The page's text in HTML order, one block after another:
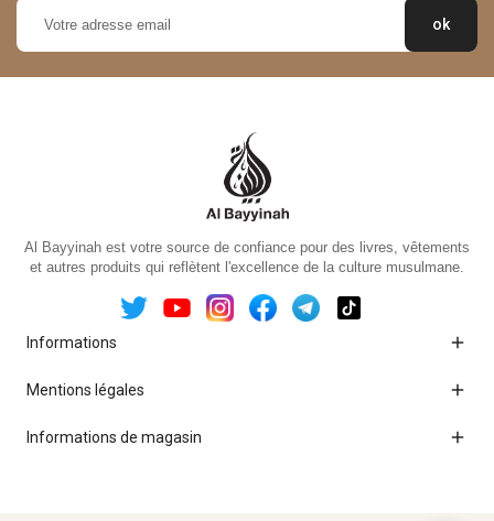
Al Bayyinah est votre source de confiance pour des livres, vêtements
et autres produits qui reflètent l'excellence de la culture musulmane.
Informations 
Mentions légales 
Informations de magasin 